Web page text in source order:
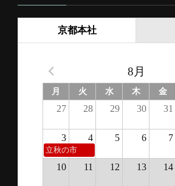
京都本社
8月
月 火 水 木 金
27 28 29 30 31
3 4 5 6 7
立秋の市
10 11 12 13 14